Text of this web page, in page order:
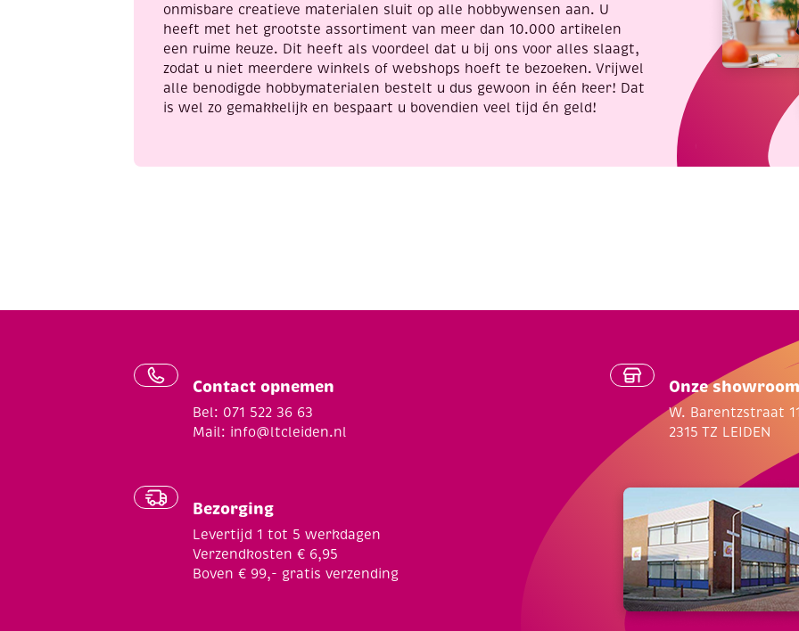
onmisbare creatieve materialen sluit op alle hobbywensen aan. U
heeft met het grootste assortiment van meer dan 10.000 artikelen
een ruime keuze. Dit heeft als voordeel dat u bij ons voor alles slaagt,
zodat u niet meerdere winkels of webshops hoeft te bezoeken. Vrijwel
alle benodigde hobbymaterialen bestelt u dus gewoon in één keer! Dat
is wel zo gemakkelijk en bespaart u bovendien veel tijd én geld!
Contact opnemen
Bel: 071 522 36 63
Mail: info@ltcleiden.nl
Bezorging
Levertijd 1 tot 5 werkdagen
Verzendkosten € 6,95
Boven € 99,- gratis verzending
Onze showroom
W. Barentzstraat
2315 TZ LEIDEN